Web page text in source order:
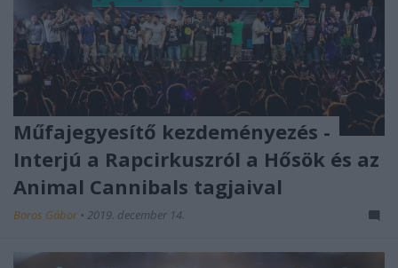
Műfajegyesítő kezdeményezés -
Interjú a Rapcirkuszról a Hősök és az
Animal Cannibals tagjaival
Boros Gábor • 2019. december 14.